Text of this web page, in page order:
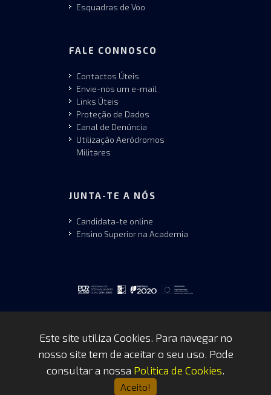
Esquadras de Voo
FALE CONNOSCO
Contactos Úteis
Envie-nos um e-mail
Links Úteis
Proteção de Dados
Canal de Denúncia
Utilização Aeródromos
Militares
JUNTA-TE A NÓS
Candidata-te online
Ensino Superior na Academia
Copyrights © 2026 by FAP - DCSI -
WEBTEAM
Este site utiliza Cookies. Para navegar no
nosso site tem de aceitar o seu uso. Pode
consultar a nossa Politica de Cookies.
Aceito!